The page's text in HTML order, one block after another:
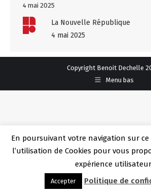
4 mai 2025
La Nouvelle République
4 mai 2025
Copyright Benoit Dechelle
Menu bas
En poursuivant votre navigation sur ce
l’utilisation de Cookies pour vous
expérience
Accepter Politique de